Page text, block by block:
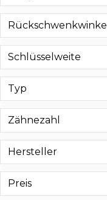
Rückschwenkwinkel
Schlüsselweite
Typ
Zähnezahl
Hersteller
Preis